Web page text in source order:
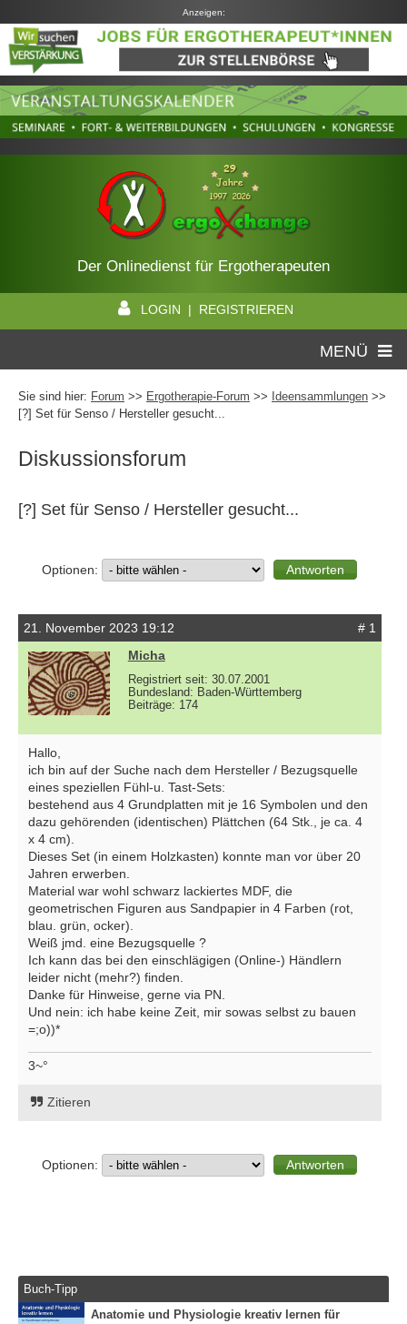
Anzeigen:
Der Onlinedienst für Ergotherapeuten
LOGIN | REGISTRIEREN
MENÜ
Sie sind hier: Forum >> Ergotherapie-Forum >> Ideensammlungen >>
[?] Set für Senso / Hersteller gesucht...
Diskussionsforum
[?] Set für Senso / Hersteller gesucht...
Optionen:
21. November 2023 19:12
# 1
Micha
Registriert seit: 30.07.2001
Bundesland: Baden-Württemberg
Beiträge: 174
Hallo,
ich bin auf der Suche nach dem Hersteller / Bezugsquelle
eines speziellen Fühl-u. Tast-Sets:
bestehend aus 4 Grundplatten mit je 16 Symbolen und den
dazu gehörenden (identischen) Plättchen (64 Stk., je ca. 4
x 4 cm).
Dieses Set (in einem Holzkasten) konnte man vor über 20
Jahren erwerben.
Material war wohl schwarz lackiertes MDF, die
geometrischen Figuren aus Sandpapier in 4 Farben (rot,
blau. grün, ocker).
Weiß jmd. eine Bezugsquelle ?
Ich kann das bei den einschlägigen (Online-) Händlern
leider nicht (mehr?) finden.
Danke für Hinweise, gerne via PN.
Und nein: ich habe keine Zeit, mir sowas selbst zu bauen
=;o))*
3~°
Zitieren
Optionen:
Buch-Tipp
Anatomie und Physiologie kreativ lernen für